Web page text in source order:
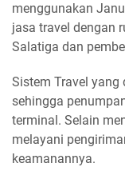
menggunakan
jasa travel dengan
Salatiga dan
Sistem Travel
sehingga
terminal. Selain
melayani
keamanannya.